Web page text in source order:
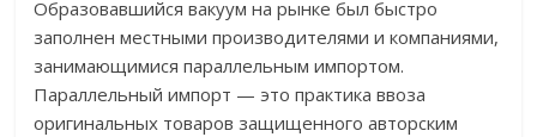
Образовавшийся вакуум на рынке был быстро
заполнен местными производителями и компаниями,
занимающимися параллельным импортом.
Параллельный импорт — это практика ввоза
оригинальных товаров защищенного авторским